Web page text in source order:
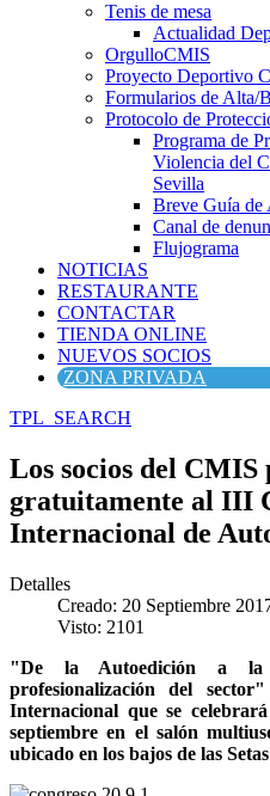
Tenis de mesa
Actualidad
OrgulloCMIS
Proyecto Deportivo
Formularios de Alta/
Protocolo de
Programa de
Violencia del
Sevilla
Breve Guía de
Canal de
Flujograma
NOTICIAS
RESTAURANTE
CONTACTAR
TIENDA ONLINE
NUEVOS SOCIOS
ZONA PRIVADA
TPL_SEARCH
Los socios del
gratuitamente al III
Internacional de
Detalles
Creado: 20 Septiembre
Visto: 2101
"De la Autoedición a la
profesionalización del
Internacional que se
septiembre en el salón
ubicado en los bajos de las